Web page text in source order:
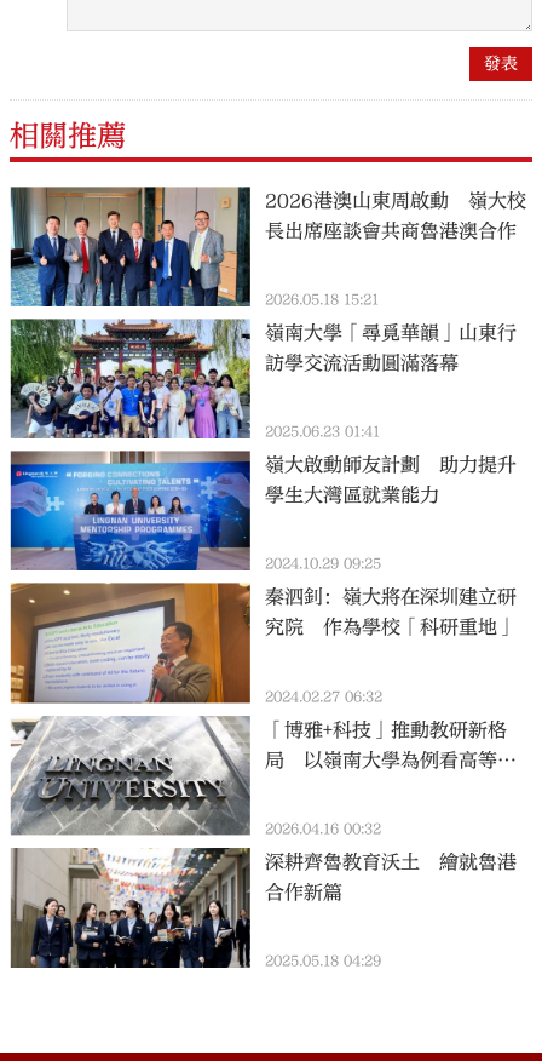
相關推薦
2026港澳山東周啟動 嶺大校
長出席座談會共商魯港澳合作
2026.05.18 15:21
嶺南大學「尋覓華韻」山東行
訪學交流活動圓滿落幕
2025.06.23 01:41
嶺大啟動師友計劃 助力提升
學生大灣區就業能力
2024.10.29 09:25
秦泗釗：嶺大將在深圳建立研
究院 作為學校「科研重地」
2024.02.27 06:32
「博雅+科技」推動教研新格
局 以嶺南大學為例看高等教
2026.04.16 00:32
深耕齊魯教育沃土 繪就魯港
合作新篇
2025.05.18 04:29